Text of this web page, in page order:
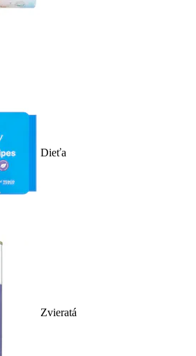
Dieťa
Zvieratá